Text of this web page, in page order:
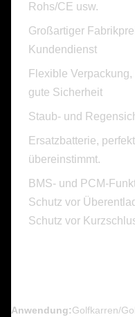
Rohs/CE usw.
Großartiger
Kundendienst
Flexible
gute Sicherheit
Staub- und
Ersatzbatterie,
übereinstimmt.
BMS- und PCM-
Schutz vor
Schutz vor
Anwendung:Golfkarren/